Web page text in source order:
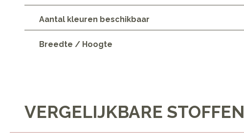
Aantal kleuren beschikbaar
Breedte / Hoogte
VERGELIJKBARE STOFFEN